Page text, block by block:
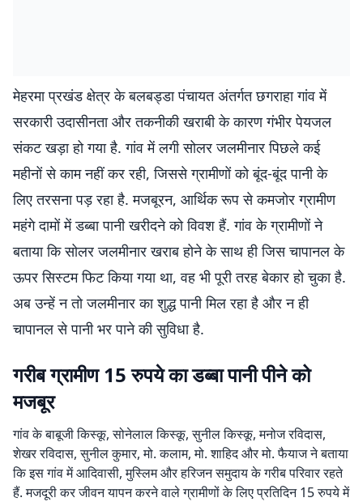
मेहरमा प्रखंड क्षेत्र के बलबड्डा पंचायत अंतर्गत छगराहा गांव में
सरकारी उदासीनता और तकनीकी खराबी के कारण गंभीर पेयजल
संकट खड़ा हो गया है. गांव में लगी सोलर जलमीनार पिछले कई
महीनों से काम नहीं कर रही, जिससे ग्रामीणों को बूंद-बूंद पानी के
लिए तरसना पड़ रहा है. मजबूरन, आर्थिक रूप से कमजोर ग्रामीण
महंगे दामों में डब्बा पानी खरीदने को विवश हैं. गांव के ग्रामीणों ने
बताया कि सोलर जलमीनार खराब होने के साथ ही जिस चापानल के
ऊपर सिस्टम फिट किया गया था, वह भी पूरी तरह बेकार हो चुका है.
अब उन्हें न तो जलमीनार का शुद्ध पानी मिल रहा है और न ही
चापानल से पानी भर पाने की सुविधा है.
गरीब ग्रामीण 15 रुपये का डब्बा पानी पीने को
मजबूर
गांव के बाबूजी किस्कू, सोनेलाल किस्कू, सुनील किस्कू, मनोज रविदास,
शेखर रविदास, सुनील कुमार, मो. कलाम, मो. शाहिद और मो. फैयाज ने बताया
कि इस गांव में आदिवासी, मुस्लिम और हरिजन समुदाय के गरीब परिवार रहते
हैं. मजदूरी कर जीवन यापन करने वाले ग्रामीणों के लिए प्रतिदिन 15 रुपये में